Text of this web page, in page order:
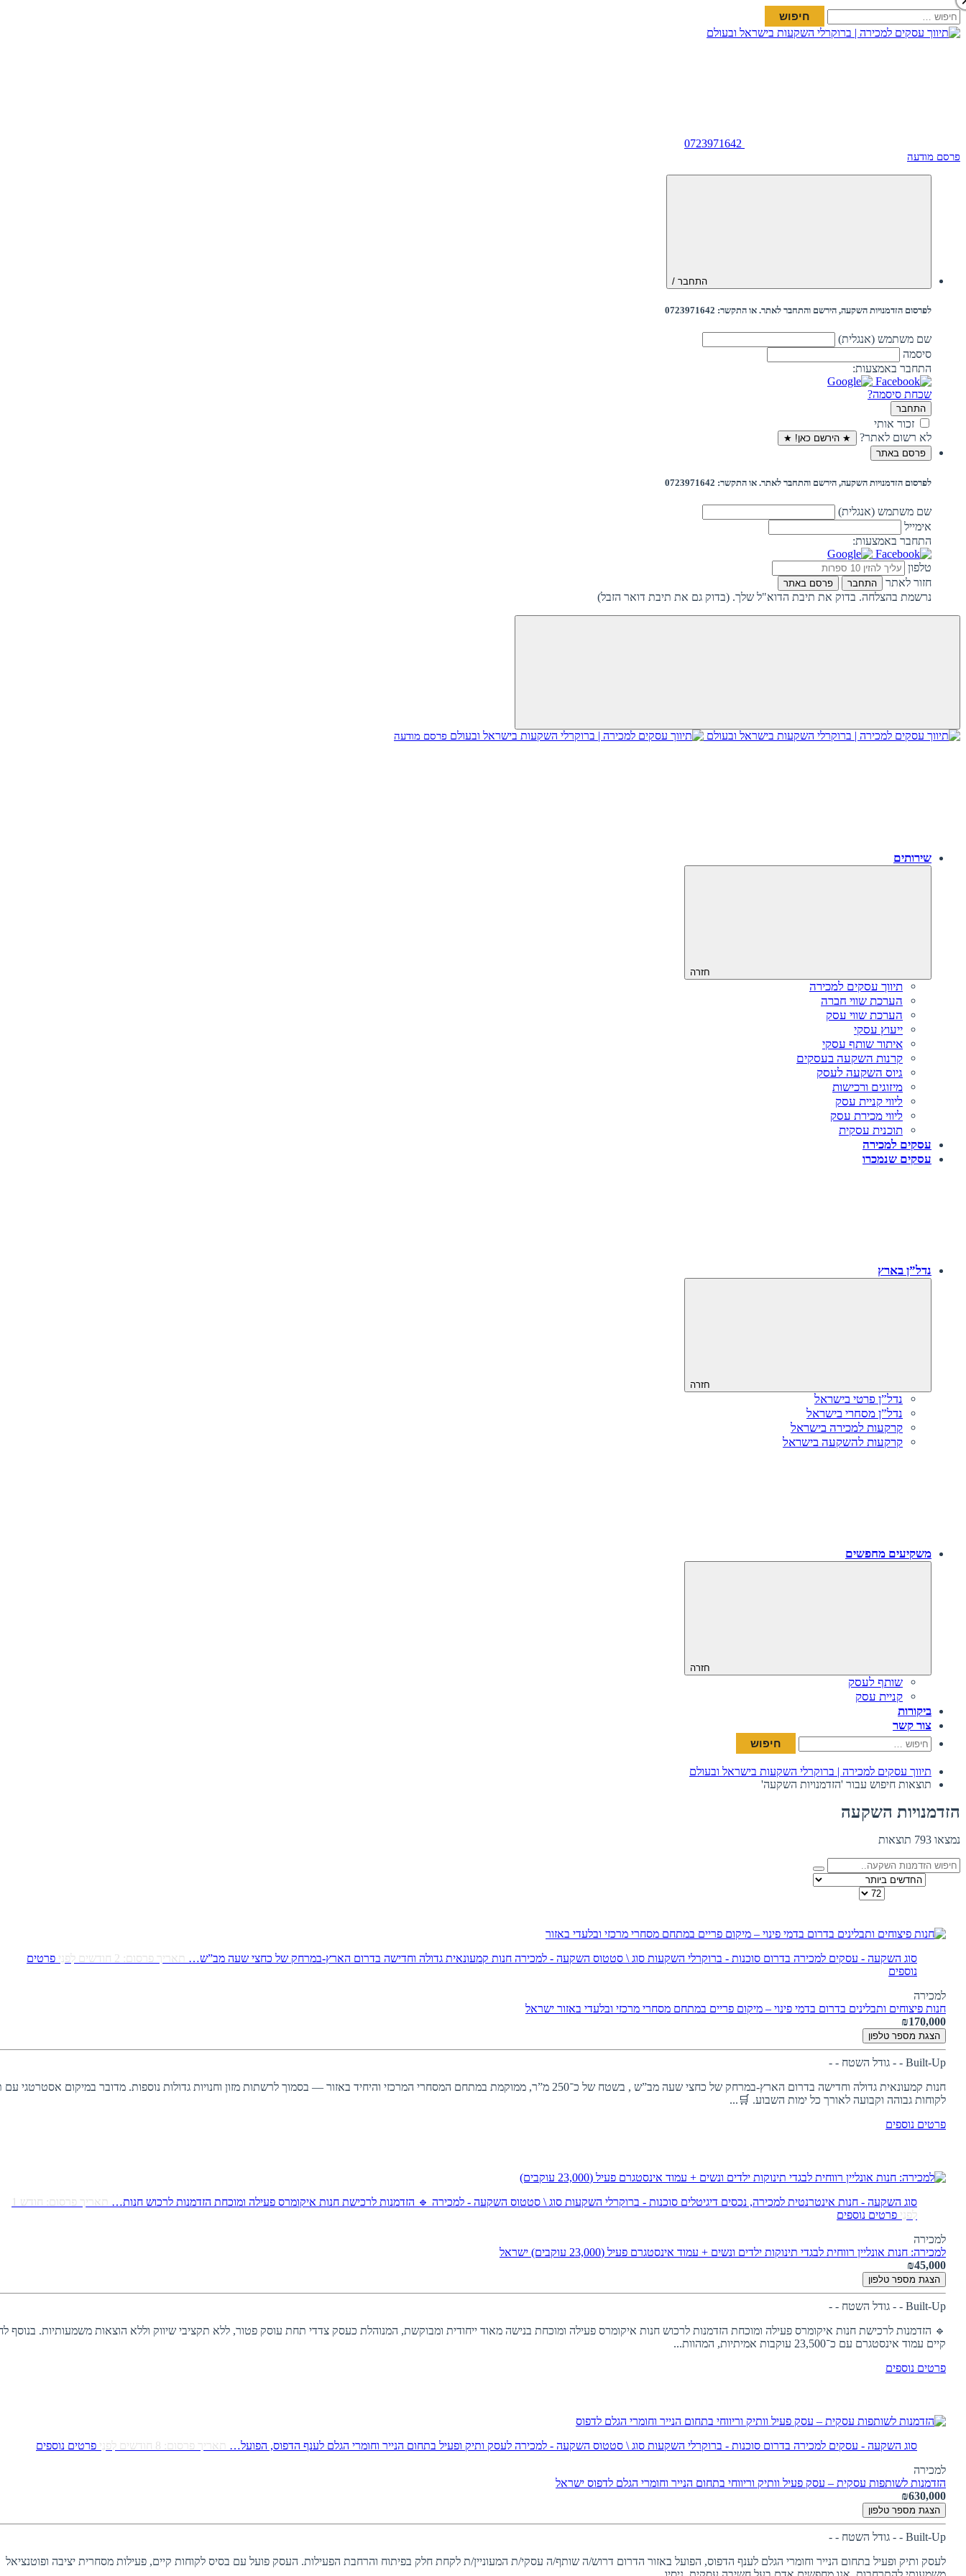
חיפוש:
0723971642
פרסם מודעה
התחבר /
לפרסום הזדמנויות השקעה, הירשם והתחבר לאתר. או התקשר: 0723971642
שם משתמש (אנגלית)
סיסמה
התחבר באמצעות:
שכחת סיסמה?
התחבר
זכור אותי
לא רשום לאתר?
★ הירשם כאן! ★
פרסם באתר
לפרסום הזדמנויות השקעה, הירשם והתחבר לאתר. או התקשר: 0723971642
שם משתמש (אנגלית)
אימייל
התחבר באמצעות:
טלפון
חזור לאתר
התחבר פרסם באתר
נרשמת בהצלחה. בדוק את תיבת הדוא"ל שלך. (בדוק גם את תיבת דואר הזבל)
פרסם מודעה
שירותים
חזרה
תיווך עסקים למכירה
הערכת שווי חברה
הערכת שווי עסק
ייעוץ עסקי
איתור שותף עסקי
קרנות השקעה בעסקים
גיוס השקעה לעסק‎‎
מיזוגים ורכישות
ליווי קניית עסק
ליווי מכירת עסק
תוכנית עסקית
עסקים למכירה
עסקים שנמכרו
נדל”ן בארץ
חזרה
נדל”ן פרטי בישראל
נדל”ן מסחרי בישראל
קרקעות למכירה בישראל
קרקעות להשקעה בישראל
משקיעים מחפשים
חזרה
שותף לעסק
קניית עסק
ביקורות
צור קשר
חיפוש:
תיווך עסקים למכירה | ברוקרלי השקעות בישראל ובעולם
תוצאות חיפוש עבור 'הזדמנויות השקעה'
הזדמנויות השקעה
נמצאו 793 תוצאות
סוג השקעה - עסקים למכירה בדרום סוכנות - ברוקרלי השקעות סוג \ סטטוס השקעה - למכירה חנות קמעונאית גדולה וחדישה בדרום הארץ-במרחק של כחצי שעה מב”ש… תאריך פרסום: 2 חודשים לִפנֵי
פרטים
נוספים
למכירה
חנות פיצוחים ותבלינים בדרום בדמי פינוי – מיקום פריים במתחם מסחרי מרכזי ובלעדי באזור ישראל
₪170,000
הצגת מספר טלפון
Built-Up - -
גודל השטח - -
חנות קמעונאית גדולה וחדישה בדרום הארץ-במרחק של כחצי שעה מב”ש , בשטח של כ־250 מ”ר, ממוקמת במתחם המסחרי המרכזי והיחיד באזור — בסמוך לרשתות מזון וחנויות גדולות נוספות. מדובר במיקום
לקוחות גבוהה וקבועה לאורך כל ימות השבוע. 🛒...
פרטים נוספים
סוג השקעה - חנות אינטרנטית למכירה, נכסים דיגיטלים סוכנות - ברוקרלי השקעות סוג \ סטטוס השקעה - למכירה 🔹 הזדמנות לרכישת חנות איקומרס פעילה ומוכחת הזדמנות לרכוש חנות…
תאריך פרסום: חודש 1
לִפנֵי פרטים נוספים
למכירה
למכירה: חנות אונליין רווחית לבגדי תינוקות ילדים ונשים + עמוד אינסטגרם פעיל (23,000 עוקבים)
ישראל
₪45,000
הצגת מספר טלפון
Built-Up - -
גודל השטח - -
🔹 הזדמנות לרכישת חנות איקומרס פעילה ומוכחת הזדמנות לרכוש חנות איקומרס פעילה ומוכחת בנישה מאוד ייחודית ומבוקשת, המנוהלת כעסק צדדי תחת עוסק פטור, ללא תקציבי שיווק וללא הוצאות משמעותיות. בנוסף
קיים עמוד אינסטגרם עם כ־23,500 עוקבות אמיתיות, המהוות...
פרטים נוספים
סוג השקעה - עסקים למכירה בדרום סוכנות - ברוקרלי השקעות סוג \ סטטוס השקעה - למכירה לעסק ותיק ופעיל בתחום הנייר וחומרי הגלם לענף הדפוס, הפועל… תאריך פרסום: 8 חודשים לִפנֵי
פרטים נוספים
למכירה
הזדמנות לשותפות עסקית – עסק פעיל וותיק וריווחי בתחום הנייר וחומרי הגלם לדפוס ישראל
₪630,000
הצגת מספר טלפון
Built-Up - -
גודל השטח - -
לעסק ותיק ופעיל בתחום הנייר וחומרי הגלם לענף הדפוס, הפועל באזור הדרום דרוש/ה שותף/ה עסקי/ת המעוניין/ת לקחת חלק בפיתוח והרחבת הפעילות. העסק פועל עם בסיס לקוחות קיים, פעילות מסחרית יציבה ופוטנציאל